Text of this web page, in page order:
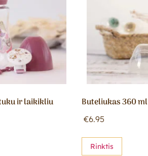
ir laikikliu Buteliukas 360 ml
€6.95
Rinktis